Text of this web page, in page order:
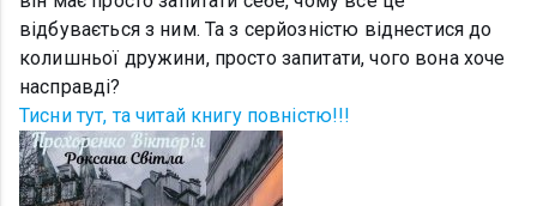
відбувається з ним. Та з серйозністю віднестися до
колишньої дружини, просто запитати, чого вона хоче
насправді?
Тисни тут, та читай книгу повністю!!!